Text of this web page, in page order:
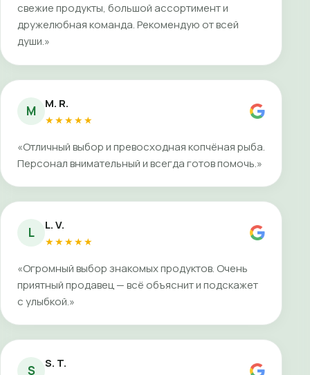
свежие продукты, большой ассортимент и
дружелюбная команда. Рекомендую от всей
души.»
M M. R.
★★★★★
«Отличный выбор и превосходная копчёная рыба.
Персонал внимательный и всегда готов помочь.»
L L. V.
★★★★★
«Огромный выбор знакомых продуктов. Очень
приятный продавец — всё объяснит и подскажет
с улыбкой.»
S S. T.